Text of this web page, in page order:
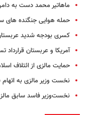
ماهاتیر محمد دست به
حمله هوایی جنگنده های
کسری بودجه شدید
آمریکا و عربستان قرارداد
حمایت مالزی از ائتلاف
نخست وزیر مالزی به
نخست‌وزیر فاسد سابق مالزی ۴۰ میلیون دلار ثروت